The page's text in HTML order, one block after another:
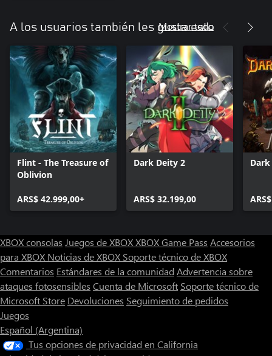
A los usuarios también les gusta esto
Mostrar todo
Flint - The Treasure of
Oblivion
ARS$ 42.999,00+
Dark Deity 2
ARS$ 32.199,00
XBOX consolas Juegos de XBOXXBOX Game Pass Accesorios
para XBOX Noticias de XBOX Soporte técnico de XBOX
Comentarios Estándares de la comunidad Advertencia sobre
ataques fotosensibles Cuenta de Microsoft Soporte técnico de
Microsoft Store Devoluciones Seguimiento de pedidos
Juegos
Español (Argentina)
Tus opciones de privacidad en California